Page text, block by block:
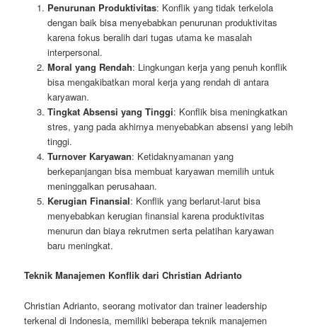
Penurunan Produktivitas: Konflik yang tidak terkelola
dengan baik bisa menyebabkan penurunan produktivitas
karena fokus beralih dari tugas utama ke masalah
interpersonal.
Moral yang Rendah: Lingkungan kerja yang penuh konflik
bisa mengakibatkan moral kerja yang rendah di antara
karyawan.
Tingkat Absensi yang Tinggi: Konflik bisa meningkatkan
stres, yang pada akhirnya menyebabkan absensi yang lebih
tinggi.
Turnover Karyawan: Ketidaknyamanan yang
berkepanjangan bisa membuat karyawan memilih untuk
meninggalkan perusahaan.
Kerugian Finansial: Konflik yang berlarut-larut bisa
menyebabkan kerugian finansial karena produktivitas
menurun dan biaya rekrutmen serta pelatihan karyawan
baru meningkat.
Teknik Manajemen Konflik dari Christian Adrianto
Christian Adrianto, seorang motivator dan trainer leadership
terkenal di Indonesia, memiliki beberapa teknik manajemen